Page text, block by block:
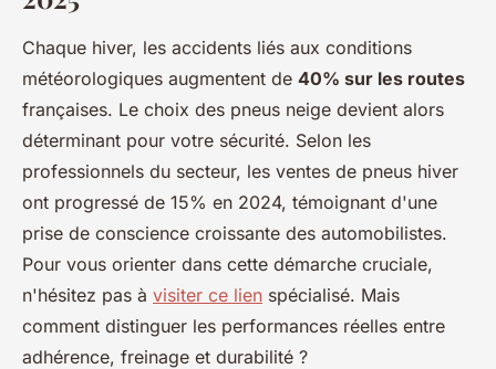
Chaque hiver, les accidents liés aux conditions
météorologiques augmentent de 40% sur les routes
françaises. Le choix des pneus neige devient alors
déterminant pour votre sécurité. Selon les
professionnels du secteur, les ventes de pneus hiver
ont progressé de 15% en 2024, témoignant d'une
prise de conscience croissante des automobilistes.
Pour vous orienter dans cette démarche cruciale,
n'hésitez pas à visiter ce lien spécialisé. Mais
comment distinguer les performances réelles entre
adhérence, freinage et durabilité ?